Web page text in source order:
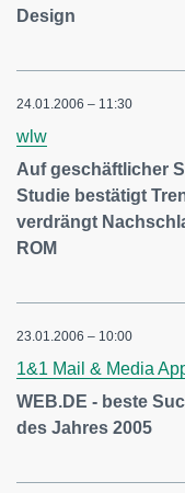
Design
24.01.2006 – 11:30
wlw
Auf geschäftlicher
Studie bestätigt
verdrängt
ROM
23.01.2006 – 10:00
1&1 Mail & Media
WEB.DE - beste
des Jahres 2005